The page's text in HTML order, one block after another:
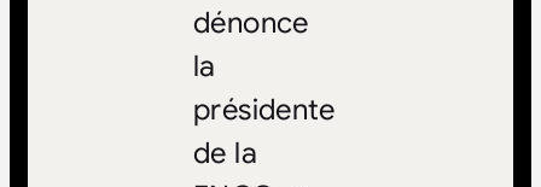
dénonce
la
présidente
de la